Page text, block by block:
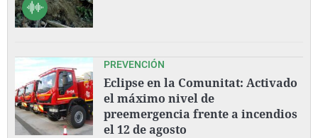
PREVENCIÓN
Eclipse en la Comunitat: Activado
el máximo nivel de
preemergencia frente a incendios
el 12 de agosto